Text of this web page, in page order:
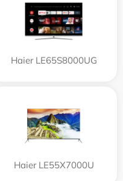
Haier LE65S8000UG
Haier LE55X7000U